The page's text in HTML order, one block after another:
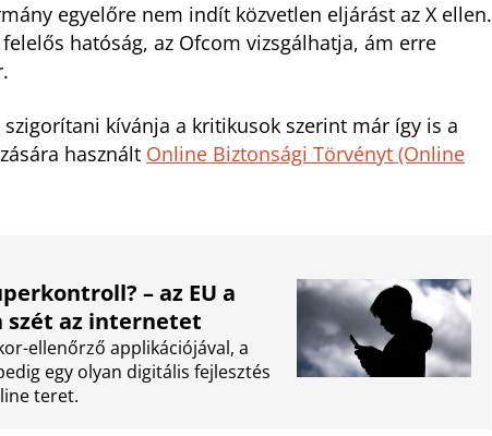
egyelőre nem indít közvetlen eljárást az X ellen.
hatóság, az Ofcom vizsgálhatja, ám erre
kívánja a kritikusok szerint már így is a
használt Online Biztonsági Törvényt (Online
– az EU a
szét az internetet
ellenőrző applikációjával, a
egy olyan digitális fejlesztés
teret.